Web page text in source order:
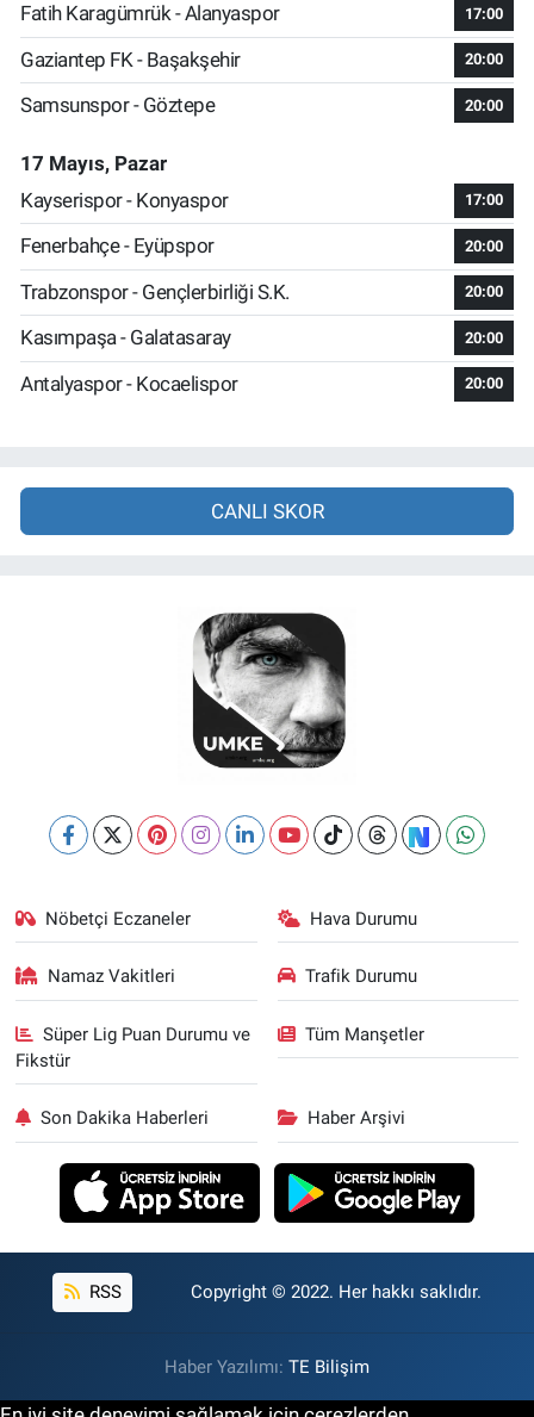
Fatih Karagümrük - Alanyaspor
17:00
Gaziantep FK - Başakşehir 20:00
Samsunspor - Göztepe 20:00
17 Mayıs, Pazar
Kayserispor - Konyaspor
17:00
Fenerbahçe - Eyüpspor 20:00
Trabzonspor - Gençlerbirliği S.K. 20:00
Kasımpaşa - Galatasaray 20:00
Antalyaspor - Kocaelispor 20:00
CANLI SKOR
Nöbetçi Eczaneler Hava Durumu
Namaz Vakitleri Trafik Durumu
Süper Lig Puan Durumu ve
Fikstür
Tüm Manşetler
Son Dakika Haberleri Haber Arşivi
RSS Copyright © 2022. Her hakkı saklıdır.
Haber Yazılımı: TE Bilişim